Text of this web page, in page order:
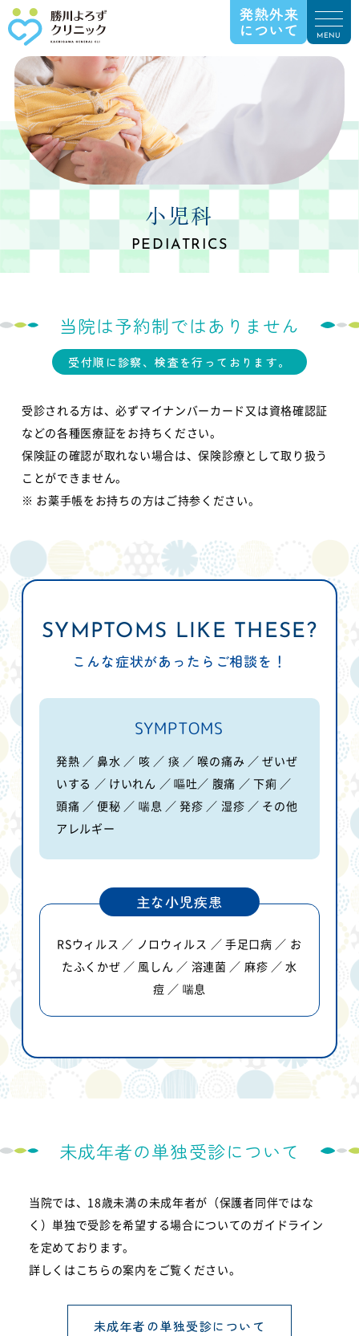
小児科
PEDIATRICS
当院は予約制ではありません
受付順に診察、検査を行っております。
受診される方は、必ずマイナンバーカード又は資格確認証
などの各種医療証をお持ちください。
保険証の確認が取れない場合は、保険診療として取り扱う
ことができません。
※ お薬手帳をお持ちの方はご持参ください。
SYMPTOMS LIKE THESE?
こんな症状があったらご相談を！
SYMPTOMS
発熱 ／ 鼻水 ／ 咳 ／ 痰 ／ 喉の痛み ／ ぜいぜ
いする ／ けいれん ／ 嘔吐／ 腹痛 ／ 下痢 ／
頭痛 ／ 便秘 ／ 喘息 ／ 発疹 ／ 湿疹 ／ その他
アレルギー
主な小児疾患
RSウィルス ／ ノロウィルス ／ 手足口病 ／ お
たふくかぜ ／ 風しん ／ 溶連菌 ／ 麻疹 ／ 水
痘 ／ 喘息
未成年者の単独受診について
当院では、18歳未満の未成年者が（保護者同伴ではな
く）単独で受診を希望する場合についてのガイドライン
を定めております。
詳しくはこちらの案内をご覧ください。
未成年者の単独受診について